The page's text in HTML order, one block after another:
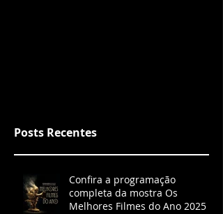
Posts Recentes
Confira a programação
completa da mostra Os
Melhores Filmes do Ano 2025